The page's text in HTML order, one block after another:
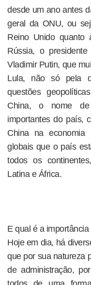
desde um ano antes
geral da ONU, ou
Reino Unido quanto
Rússia, o
Vladimir Putin, que
Lula, não só pela
questões
China, o nome
importantes do país,
China na economia
globais que o país
todos os
Latina e África.
E qual é a
Hoje em dia, há
que por sua natureza
de administração,